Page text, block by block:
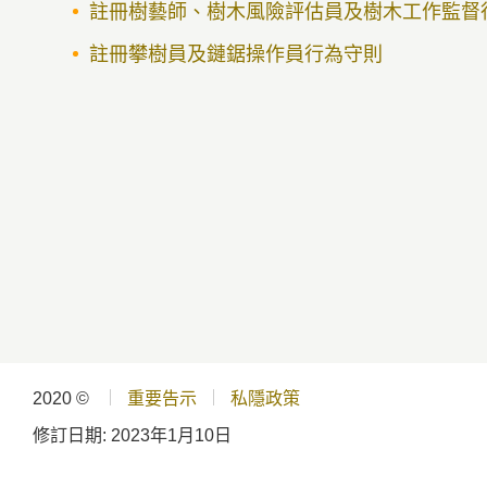
註冊樹藝師、樹木風險評估員及樹木工作監督
註冊攀樹員及鏈鋸操作員行為守則
2020 © 重要告示
私隱政策
修訂日期: 2023年1月10日